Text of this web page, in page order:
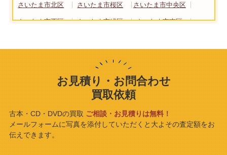
さいたま市北区 さいたま市桜区 さいたま市中央区
さいたま市西区 さいたま市緑区 さいたま市南区
世田谷区 練馬区 神奈川県
川崎市 相模原市 横浜市
千葉県 千葉市
お見積り・お問合わせ
買取依頼
古本・CD・DVDの買取ご相談・お見積りは無料！
メールフォームに写真を添付していただくと大よその査定額をお
伝えできます。